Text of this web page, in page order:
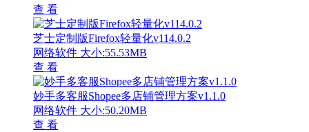
查 看
芝士定制版Firefox轻量化v114.0.2
网络软件 大小:55.53MB
查 看
妙手多客服Shopee多店铺管理方案v1.1.0
网络软件 大小:50.20MB
查 看